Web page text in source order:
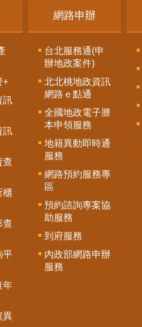
+
訊
訊
查
櫃
查
平
年
異
網路申辦
台北服務通(申
辦地政案件)
北北桃地政資訊
網路ｅ點通
全國地政電子謄
本申領服務
地籍異動即時通
服務
網路預約服務專
區
預約諮詢專案協
助服務
到府服務
內政部網路申辦
服務